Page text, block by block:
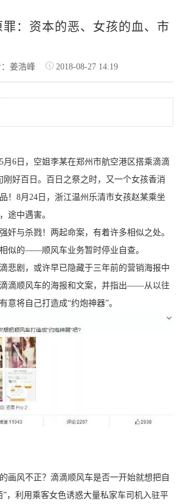
：资本的恶、女孩的血、市
姜浩峰 2018-08-27 14:19
6日，空姐李某在郑州市航空港区搭乘滴滴
刚好百日。百日之祭之时，又一个女孩香消
！8月24日，浙江温州乐清市女孩赵某乘坐
途中遇害。
奸与杀戮！两起命案，有着许多相似之处。
似的——顺风车业务暂时停业自查。
悲剧，或许早已隐藏于三年前的营销海报中
滴顺风车的海报和文案，并指出——从以往
意将自己打造成“约炮神器”。
画风不正？滴滴顺风车是否一开始就想把自
”，利用乘客女色诱惑大量私家车司机入驻平